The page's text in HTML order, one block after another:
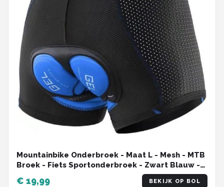
Mountainbike Onderbroek - Maat L - Mesh - MTB
Broek - Fiets Sportonderbroek - Zwart Blauw -
Onderbroek met Zeem - 5D Gel Pad Shockproof
€ 19,99 BEKIJK OP BOL